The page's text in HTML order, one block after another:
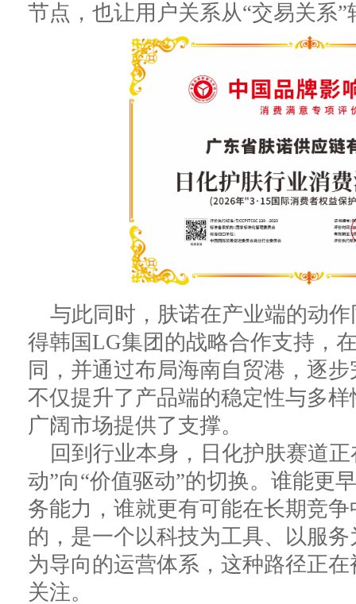
节点，也让用户关系从“交易关系”
与此同时，肤诺在产业端的动
得韩国LG集团的战略合作支持，
同，并通过布局海南自贸港，逐
不仅提升了产品端的稳定性与多
广阔市场提供了支撑。
回到行业本身，日化护肤赛道
动”向“价值驱动”的切换。谁能更
务能力，谁就更有可能在长期竞
的，是一个以科技为工具、以服
为导向的运营体系，这种路径正
关注。